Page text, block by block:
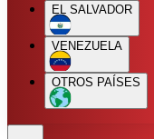
EL SALVADOR
VENEZUELA
OTROS PAÍSES